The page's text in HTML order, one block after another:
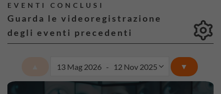
EVENTI CONCLUSI
Guarda le videoregistrazione
degli eventi precedenti
▼